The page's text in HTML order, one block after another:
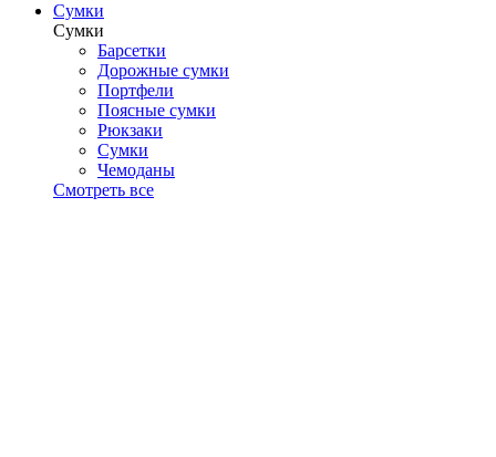
Сумки
Сумки
Барсетки
Дорожные сумки
Портфели
Поясные сумки
Рюкзаки
Сумки
Чемоданы
Смотреть все